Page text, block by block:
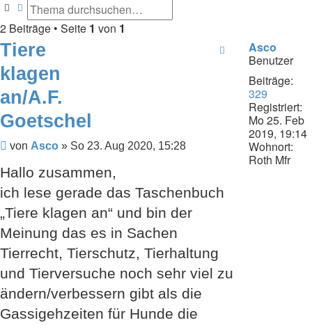
SucheErweiterte Suche
2 Beiträge • Seite 1 von 1
Asco
Benutzer
Beiträge:
329
Registriert:
Mo 25. Feb
2019, 19:14
Wohnort:
Roth Mfr
Tiere
klagen
an/A.F.
Goetschel
Beitrag
von Asco » So 23. Aug 2020, 15:28
Hallo zusammen,
ich lese gerade das Taschenbuch
„Tiere klagen an“ und bin der
Meinung das es in Sachen
Tierrecht, Tierschutz, Tierhaltung
und Tierversuche noch sehr viel zu
ändern/verbessern gibt als die
Gassigehzeiten für Hunde die